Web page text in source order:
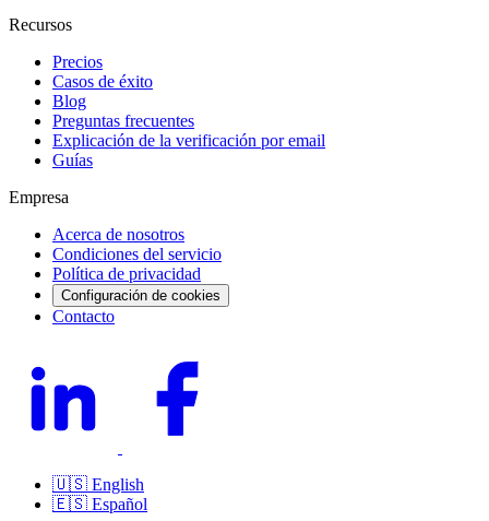
Recursos
Precios
Casos de éxito
Blog
Preguntas frecuentes
Explicación de la verificación por email
Guías
Empresa
Acerca de nosotros
Condiciones del servicio
Política de privacidad
Configuración de cookies
Contacto
🇺🇸 English
🇪🇸 Español